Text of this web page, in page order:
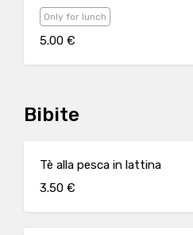
Only for lunch
5.00 €
Bibite
Tè alla pesca in lattina
3.50 €